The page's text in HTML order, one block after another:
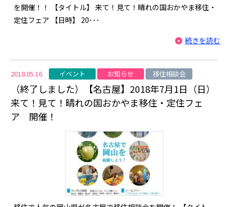
を開催！！ 【タイトル】 来て！見て！晴れの国おかやま移住・
定住フェア 【日時】 20･･･
続きを読む
2018.05.16 イベント お知らせ 移住相談会
（終了しました）【名古屋】2018年7月1日（日）
来て！見て！晴れの国おかやま移住・定住フェ
ア 開催！